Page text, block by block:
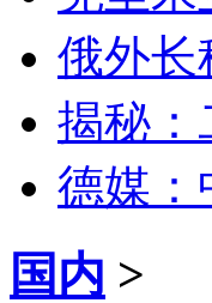
俄外长
揭秘：
德媒：
国内 >